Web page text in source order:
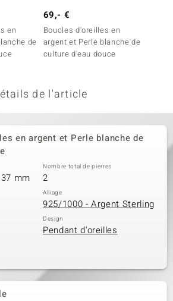
en
de
69,- €
Boucles d'oreilles en
argent et Perle blanche de
culture d'eau douce
de l'article
en argent et Perle blanche de
mm
Nombre total de pierres
2
Alliage
925/1000 - Argent Sterling
Design
Pendant d'oreilles